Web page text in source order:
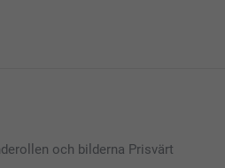
och bilderna Prisvärt